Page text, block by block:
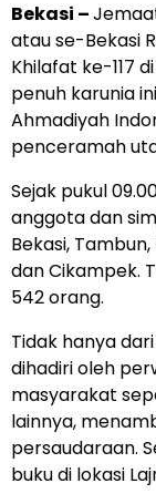
Bekasi –
atau se-Bekasi
Khilafat ke-117
penuh karunia
Ahmadiyah
penceramah
Sejak pukul
anggota dan
Bekasi,
dan Cikampek.
542 orang.
Tidak hanya
dihadiri oleh
masyarakat
lainnya,
persaudaraan.
buku di lokasi